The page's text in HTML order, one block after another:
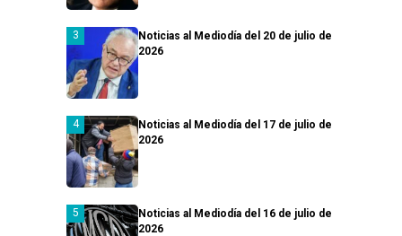
Noticias al Mediodía del 20 de julio de
2026
Noticias al Mediodía del 17 de julio de
2026
Noticias al Mediodía del 16 de julio de
2026